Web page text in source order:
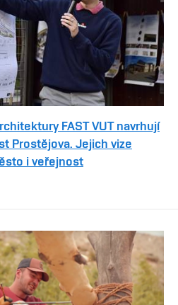
FAST VUT navrhují
Prostějova. Jejich vize
i veřejnost